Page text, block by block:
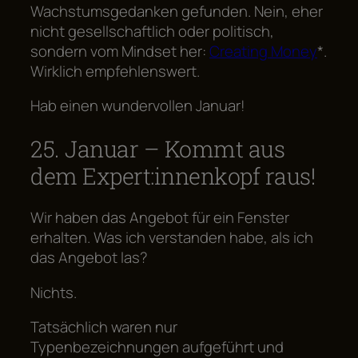
Wachstumsgedanken gefunden. Nein, eher
nicht gesellschaftlich oder politisch,
sondern vom Mindset her:Creating Money*.
Wirklich empfehlenswert.
Hab einen wundervollen Januar!
25. Januar – Kommt aus
dem Expert:innenkopf raus!
Wir haben das Angebot für ein Fenster
erhalten. Was ich verstanden habe, als ich
das Angebot las?
Nichts.
Tatsächlich waren nur
Typenbezeichnungen aufgeführt und